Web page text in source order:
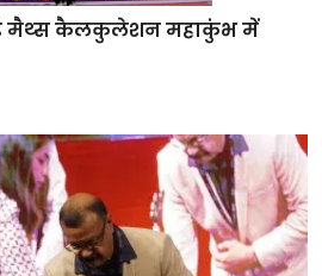
मैथ्स कैलकुलेशन महाकुंभ में